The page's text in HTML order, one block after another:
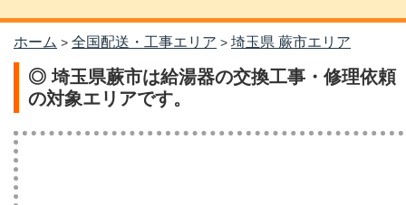
ホーム > 全国配送・工事エリア > 埼玉県 蕨市エリア
◎ 埼玉県蕨市は給湯器の交換工事・修理依頼
の対象エリアです。